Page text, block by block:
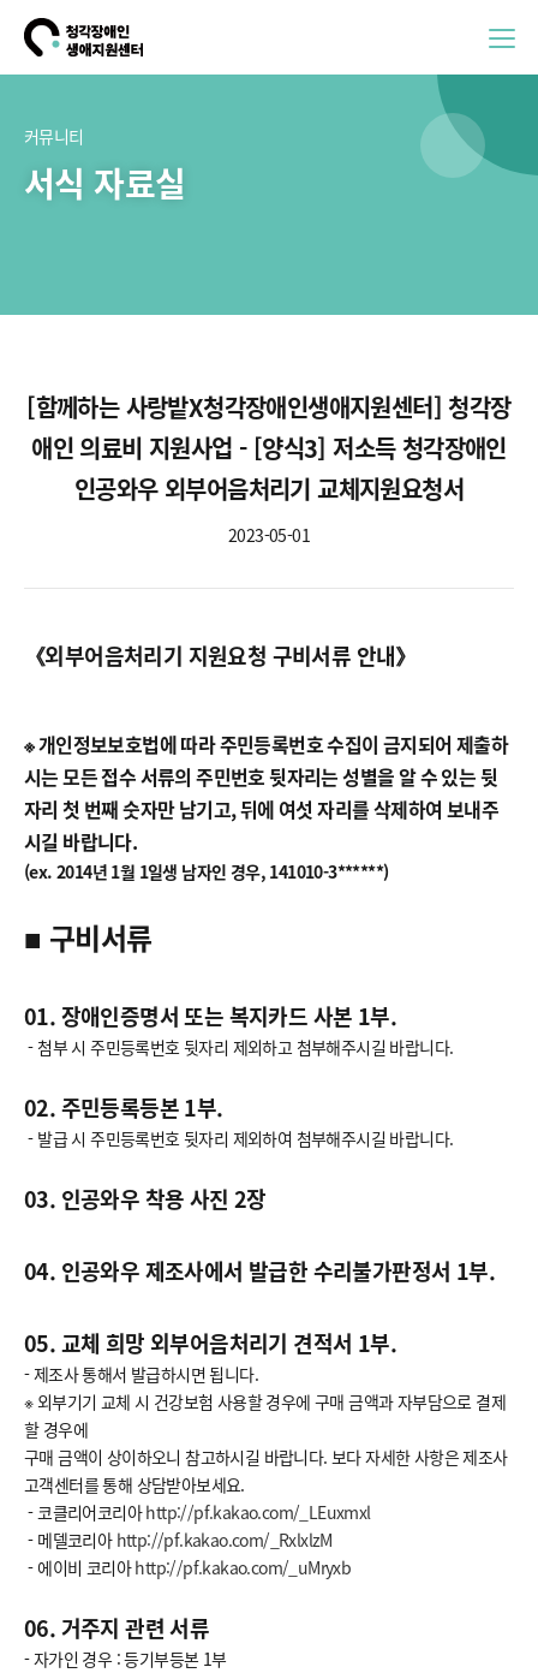
커뮤니티
서식 자료실
[함께하는 사랑밭X청각장애인생애지원센터] 청각장
애인 의료비 지원사업 - [양식3] 저소득 청각장애인
인공와우 외부어음처리기 교체지원요청서
2023-05-01
《외부어음처리기 지원요청 구비서류 안내》
※ 개인정보보호법에 따라 주민등록번호 수집이 금지되어 제출하
시는 모든 접수 서류의 주민번호 뒷자리는 성별을 알 수 있는 뒷
자리 첫 번째 숫자만 남기고, 뒤에 여섯 자리를 삭제하여 보내주
시길 바랍니다.
(ex. 2014년 1월 1일생 남자인 경우, 141010-3******)
■ 구비서류
01. 장애인증명서 또는 복지카드 사본 1부.
- 첨부 시 주민등록번호 뒷자리 제외하고 첨부해주시길 바랍니다.
02. 주민등록등본 1부.
- 발급 시 주민등록번호 뒷자리 제외하여 첨부해주시길 바랍니다.
03. 인공와우 착용 사진 2장
04. 인공와우 제조사에서 발급한 수리불가판정서 1부.
05. 교체 희망 외부어음처리기 견적서 1부.
- 제조사 통해서 발급하시면 됩니다.
※ 외부기기 교체 시 건강보험 사용할 경우에 구매 금액과 자부담으로 결제
할 경우에
구매 금액이 상이하오니 참고하시길 바랍니다. 보다 자세한 사항은 제조사
고객센터를 통해 상담받아보세요.
- 코클리어코리아http://pf.kakao.com/_LEuxmxl
- 메델코리아 http://pf.kakao.com/_RxlxlzM
- 에이비 코리아http://pf.kakao.com/_uMryxb
06. 거주지 관련 서류
- 자가인 경우 : 등기부등본 1부